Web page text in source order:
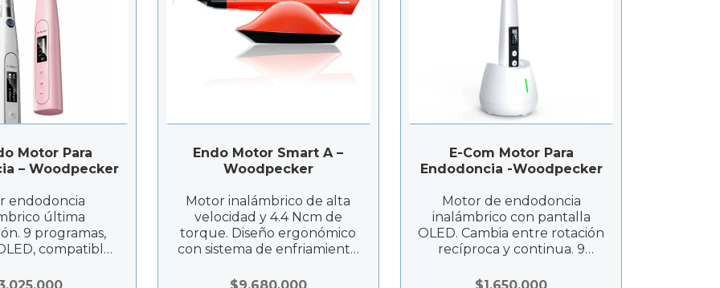
Motor Para
– Woodpecker
endodoncia
última
9 programas,
compatible
Endo Motor Smart A –
Woodpecker
Motor inalámbrico de alta
velocidad y 4.4 Ncm de
torque. Diseño ergonómico
con sistema de enfriamiento
dentales óptimos.
$9.680.000
E-Com Motor Para
Endodoncia -Woodpecker
Motor de endodoncia
inalámbrico con pantalla
OLED. Cambia entre rotación
recíproca y continua. 9
$1.650.000